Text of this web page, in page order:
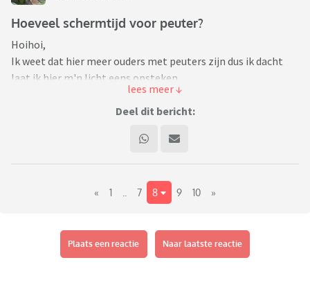
Hoeveel schermtijd voor peuter?
Hoihoi,
Ik weet dat hier meer ouders met peuters zijn dus ik dacht
laat ik hier m'n licht eens opsteken.
Wij houden van achtergrondgeluid en hier gaat de tv 's
ochtends aan en pas uit als we naar bed gaan, ook als we
iPad of krijgt ze de telefoon van een van ons om haar even af
te leiden of gaat ze bij haar broer op z'n kamer meekijken
Hoeveel tijd hebben jullie peuters op beschikbare schermen
Deel dit bericht:
« 1 7 8 9 10 »
Plaats een reactie Naar laatste reactie